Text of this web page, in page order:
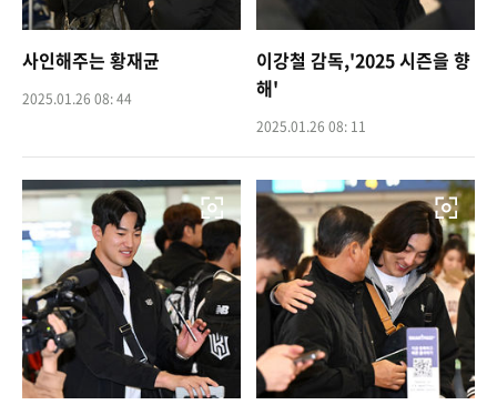
사인해주는 황재균
2025.01.26 08: 44
이강철 감독,'2025 시즌을 향
해'
2025.01.26 08: 11